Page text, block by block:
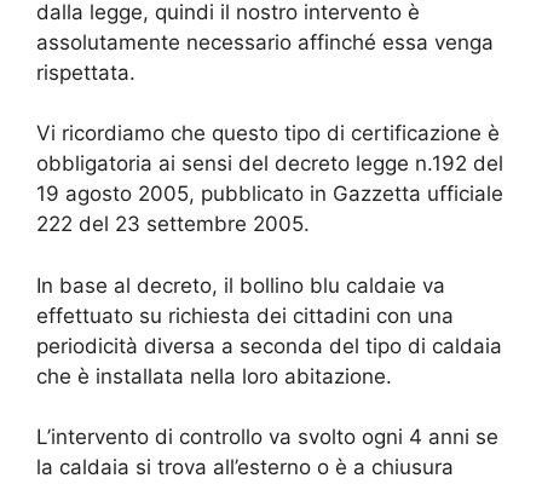
dalla legge, quindi il nostro intervento è
assolutamente necessario affinché essa venga
rispettata.
Vi ricordiamo che questo tipo di certificazione è
obbligatoria ai sensi del decreto legge n.192 del
19 agosto 2005, pubblicato in Gazzetta ufficiale
222 del 23 settembre 2005.
In base al decreto, il bollino blu caldaie va
effettuato su richiesta dei cittadini con una
periodicità diversa a seconda del tipo di caldaia
che è installata nella loro abitazione.
L’intervento di controllo va svolto ogni 4 anni se
la caldaia si trova all’esterno o è a chiusura